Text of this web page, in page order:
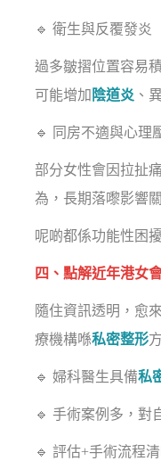
🔹 衛生與反覆發炎
過多皺摺位置容易
可能增加 陰道炎 、
🔹 同房不適與心理
部分女性會因拉扯
為，長期落嚟影響
呢啲都係功能性困
四、點解近年港女
隨住資訊透明，愈
療機構喺私密整形
🔹 婦科醫生具備私
🔹 手術案例多，對
🔹 評估+手術流程